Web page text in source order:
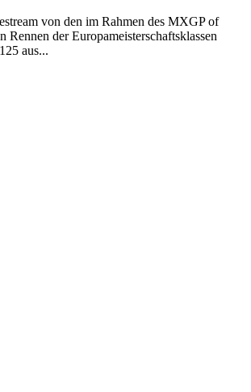
von den im Rahmen des MXGP of
Rennen der Europameisterschaftsklassen
aus...